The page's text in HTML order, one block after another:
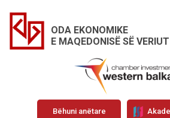
ODA EKONOMIKE
E MAQEDONISË SË VERIUT
Bëhuni anëtare